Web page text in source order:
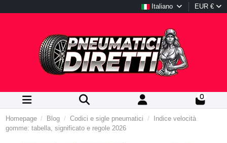
Italiano EUR €
0
Homepage Blog Codici e sigle pneumatici
Indice velocità
gomme: tabella, significato e regole 2026